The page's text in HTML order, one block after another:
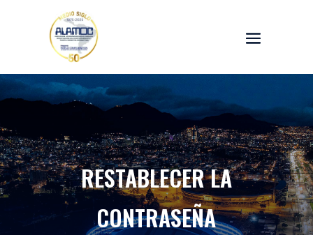
RESTABLECER LA
CONTRASEÑA